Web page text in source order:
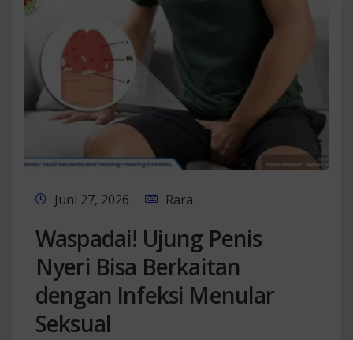
Juni 27, 2026 Rara
Waspadai! Ujung Penis
Nyeri Bisa Berkaitan
dengan Infeksi Menular
Seksual